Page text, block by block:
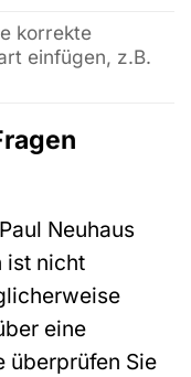
korrekte
einfügen, z.B.
Neuhaus
ist nicht
eine
überprüfen Sie